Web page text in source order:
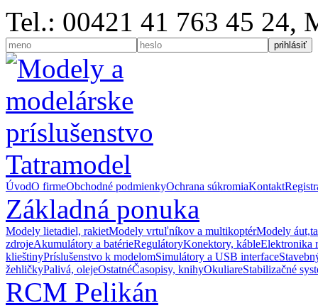
Tel.: 00421 41 763 45 24,
ÚvodO firmeObchodné podmienkyOchrana súkromiaKontakt
Základná ponuka
Modely lietadiel, rakietModely vrtuľníkov a multikoptérModely
zdrojeAkumulátory a batérieRegulátoryKonektory, kábleElektronika
klieštinyPríslušenstvo k modelomSimulátory a USB interface
žehličkyPalivá, olejeOstatnéČasopisy, knihyOkuliareStabilizačné
RCM Pelikán